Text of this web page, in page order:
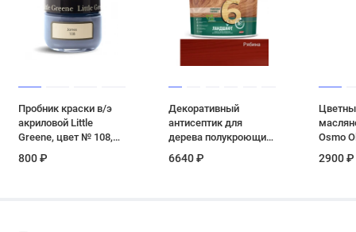
Пробник краски в/э
акриловой Little
Greene, цвет № 108,
800 ₽
Декоративный
антисептик для
дерева полукроющий
«Ландшафт» цвет
6640 ₽
Osmo
2900 ₽